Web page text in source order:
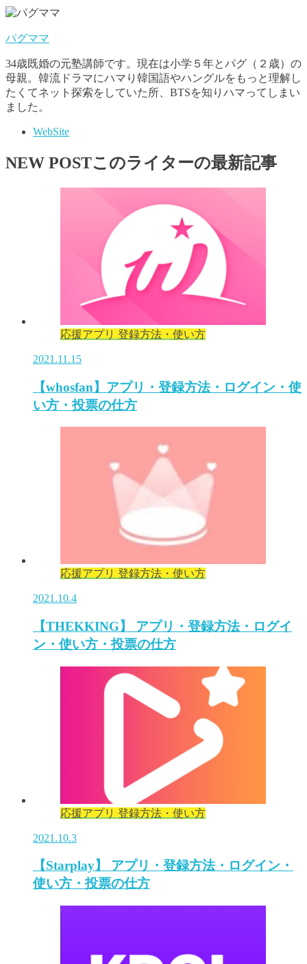
パグママ
34歳既婚の元塾講師です。現在は小学５年とパグ（２歳）の
母親。韓流ドラマにハマり韓国語やハングルをもっと理解し
たくてネット探索をしていた所、BTSを知りハマってしまい
ました。
WebSite
NEW POSTこのライターの最新記事
応援アプリ 登録方法・使い方
2021.11.15
【whosfan】アプリ・登録方法・ログイン・使
い方・投票の仕方
応援アプリ 登録方法・使い方
2021.10.4
【THEKKING】 アプリ・登録方法・ログイ
ン・使い方・投票の仕方
応援アプリ 登録方法・使い方
2021.10.3
【Starplay】 アプリ・登録方法・ログイン・
使い方・投票の仕方